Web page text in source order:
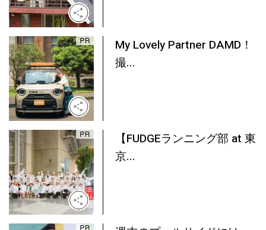
My Lovely Partner DAMD！
撮...
【FUDGEランニング部 at 東
京...